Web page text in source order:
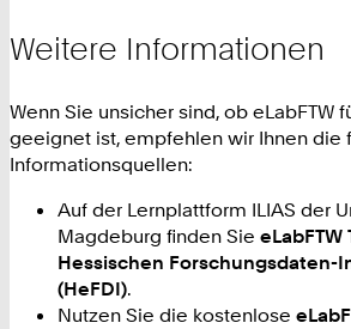
Weitere Informationen
Wenn Sie unsicher sind, ob eLabFTW
geeignet ist, empfehlen wir Ihnen die
Informationsquellen:
Auf der Lernplattform ILIAS der
Magdeburg finden Sie
Hessischen Forschungsdaten-
(HeFDI).
Nutzen Sie die kostenlose